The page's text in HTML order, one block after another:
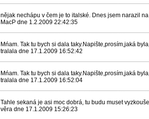
nějak nechápu v čem je to italské. Dnes jsem narazil
MacP dne 1.2.2009 22:42:35
Mńam. Tak tu bych si dala taky.Napište,prosím,jaká
tralala dne 17.1.2009 16:52:42
Mńam. Tak tu bych si dala taky.Napište,prosím,jaká
tralala dne 17.1.2009 16:52:04
Tahle sekaná je asi moc dobrá, tu budu muset
věra dne 17.1.2009 15:26:23